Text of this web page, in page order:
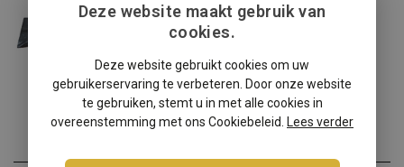
Windscherm opbergtas XXL
Luxe opbergtas voor uw ca...
€24,95
Incl. btw
Deze website maakt gebruik van
cookies.
Deze website gebruikt cookies om uw
gebruikerservaring te verbeteren. Door onze website
te gebruiken, stemt u in met alle cookies in
overeenstemming met ons Cookiebeleid.
Lees verder